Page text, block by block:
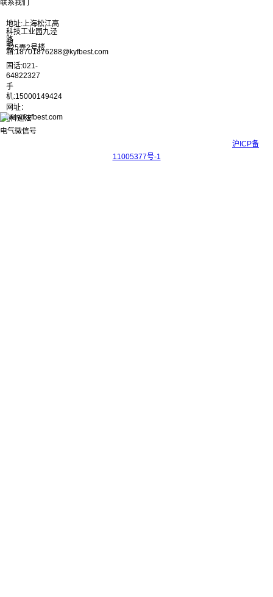
联系我们
地址:上海松江高
科技工业园九泾
路
325弄2号楼
邮
箱:18701876288@kyfbest.com
固话:021-
64822327
手
机:15000149424
网址：
www.kyfbest.com
沪ICP备
11005377号-1